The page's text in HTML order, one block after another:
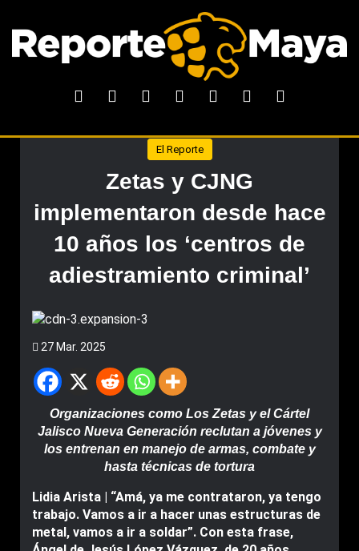
El Reporte
Zetas y CJNG
implementaron desde hace
10 años los ‘centros de
adiestramiento criminal’
27 Mar. 2025
Organizaciones como Los Zetas y el Cártel
Jalisco Nueva Generación reclutan a jóvenes y
los entrenan en manejo de armas, combate y
hasta técnicas de tortura
Lidia Arista | “Amá, ya me contrataron, ya tengo
trabajo. Vamos a ir a hacer unas estructuras de
metal, vamos a ir a soldar”. Con esta frase,